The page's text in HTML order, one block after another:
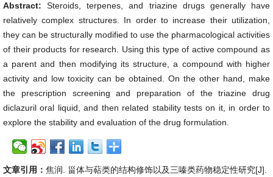
Abstract:Steroids, terpenes, and triazine drugs generally have
relatively complex structures. In order to increase their utilization,
they can be structurally modified to use the pharmacological activities
of their products for research. Using this type of active compound as
a parent and then modifying its structure, a compound with higher
activity and low toxicity can be obtained. On the other hand, make
the prescription screening and preparation of the triazine drug
diclazuril oral liquid, and then related stability tests on it, in order to
explore the stability and evaluation of the drug formulation.
文章引用： 焦润. 甾体与萜类的结构修饰以及三嗪类药物稳定性研究[J].